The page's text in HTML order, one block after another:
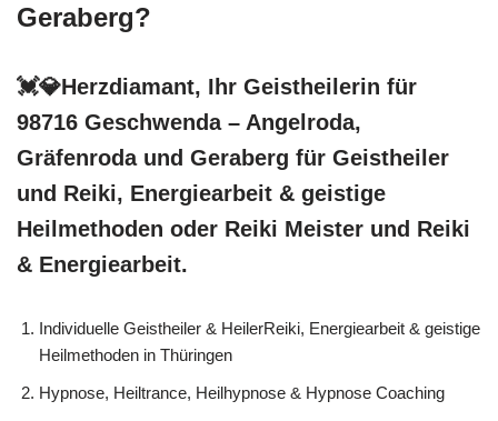
Geraberg?
💓️💎Herzdiamant, Ihr Geistheilerin für
98716 Geschwenda – Angelroda,
Gräfenroda und Geraberg für Geistheiler
und Reiki, Energiearbeit & geistige
Heilmethoden oder Reiki Meister und Reiki
& Energiearbeit.
Individuelle Geistheiler & HeilerReiki, Energiearbeit & geistige
Heilmethoden in Thüringen
Hypnose, Heiltrance, Heilhypnose & Hypnose Coaching